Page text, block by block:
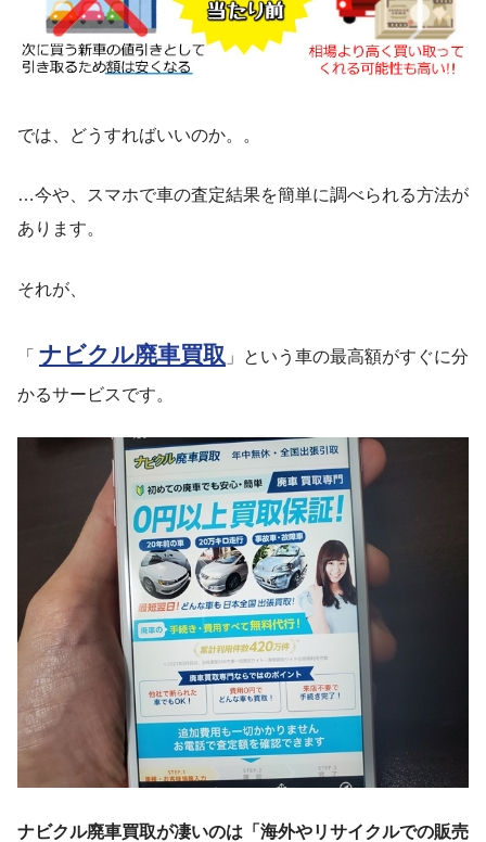
では、どうすればいいのか。。
…今や、スマホで車の査定結果を簡単に調べられる方法が
あります。
それが、
「 ナビクル廃車買取 」という車の最高額がすぐに分
かるサービスです。
ナビクル廃車買取が凄いのは「海外やリサイクルでの販売